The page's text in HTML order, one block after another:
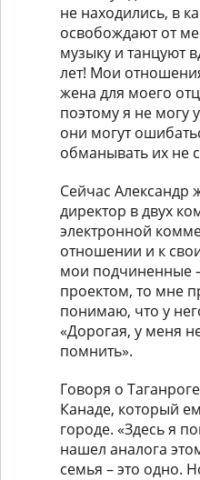
не находились, в
освобождают от
музыку и танцуют
лет! Мои
жена для моего
поэтому я не могу
они могут
обманывать их не
Сейчас Александр
директор в двух
электронной
отношении и к
мои подчиненные
проектом, то мне
понимаю, что у
«Дорогая, у меня
помнить».
Говоря о
Канаде, который
городе. «Здесь я
нашел аналога
семья – это одно.